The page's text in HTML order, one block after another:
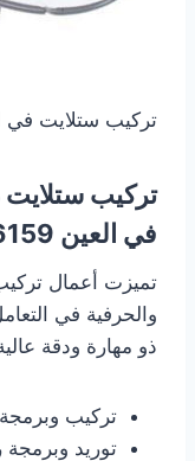
تركيب ستلايت في
تركيب
في العين
تميزت أعمال
والحرفية في
ذو مهارة ودقة
تركيب
توريد وبرمجة